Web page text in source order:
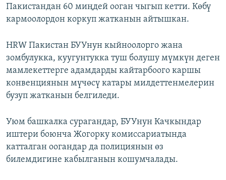
Пакистандан 60 миңдей ооган чыгып кетти. Көбү
кармоолордон коркуп жатканын айтышкан.
HRW Пакистан БУУнун кыйноолорго жана
зомбулукка, куугунтукка туш болушу мүмкүн деген
мамлекеттерге адамдарды кайтарбоого каршы
конвенциянын мүчөсү катары милдеттенмелерин
бузуп жатканын белгиледи.
Уюм башкалка сурагандар, БУУнун Качкындар
иштери боюнча Жогорку комиссариатында
катталган оогандар да полициянын өз
билемдигине кабылганын кошумчалады.